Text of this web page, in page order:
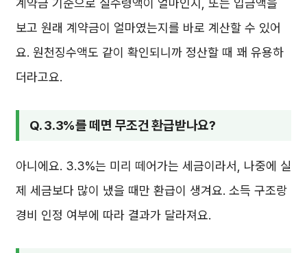
계약금 기준으로 실수령액이 얼마인지, 또는 입금액을
보고 원래 계약금이 얼마였는지를 바로 계산할 수 있어
요. 원천징수액도 같이 확인되니까 정산할 때 꽤 유용하
더라고요.
Q. 3.3%를 떼면 무조건 환급받나요?
아니에요. 3.3%는 미리 떼어가는 세금이라서, 나중에 실
제 세금보다 많이 냈을 때만 환급이 생겨요. 소득 구조랑
경비 인정 여부에 따라 결과가 달라져요.